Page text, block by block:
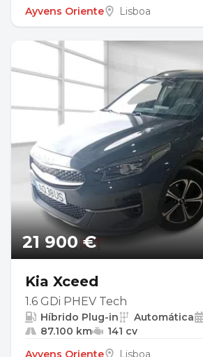
Ayvens Oriente
Lisboa
21 900 €
Kia Xceed
1.6 GDi PHEV Tech
Híbrido Plug-in Automática
87.100 km
141 cv
Ayvens Oriente
Lisboa